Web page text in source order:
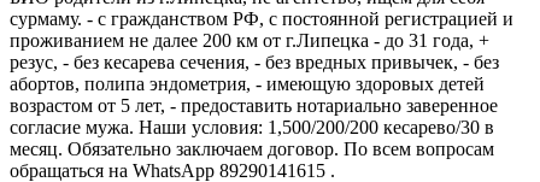
сурмаму. - с гражданством РФ, с постоянной регистрацией и
проживанием не далее 200 км от г.Липецка - до 31 года, +
резус, - без кесарева сечения, - без вредных привычек, - без
абортов, полипа эндометрия, - имеющую здоровых детей
возрастом от 5 лет, - предоставить нотариально заверенное
согласие мужа. Наши условия: 1,500/200/200 кесарево/30 в
месяц. Обязательно заключаем договор. По всем вопросам
обращаться на WhatsApp 89290141615 .